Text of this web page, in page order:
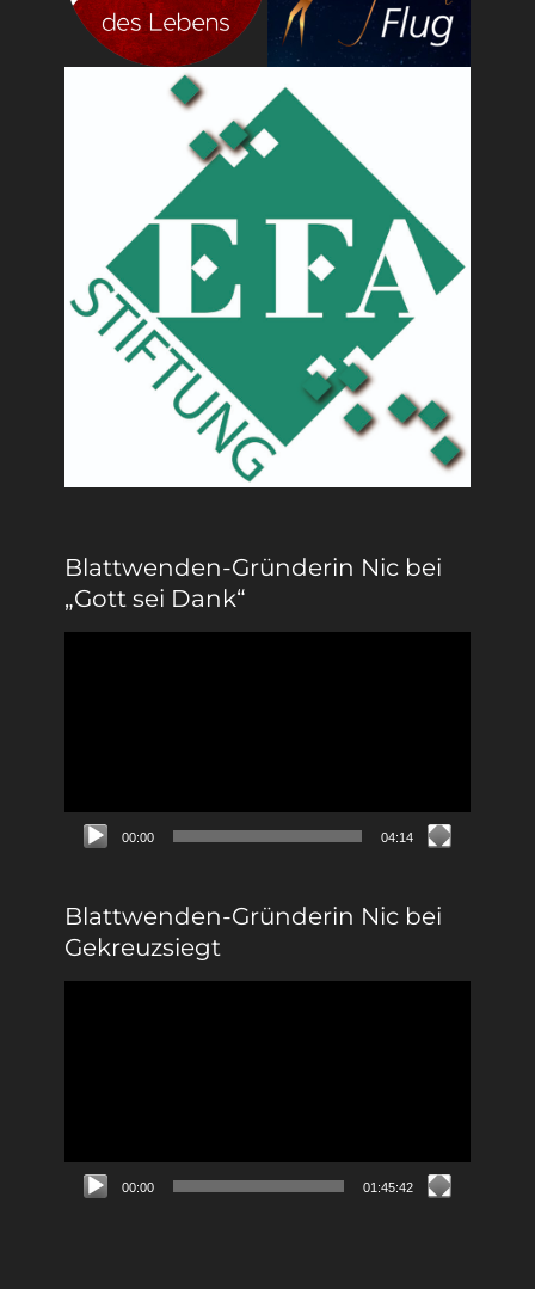
Blattwenden-Gründerin Nic bei
„Gott sei Dank“
00:00 04:14
Blattwenden-Gründerin Nic bei
Gekreuzsiegt
00:00 01:45:42